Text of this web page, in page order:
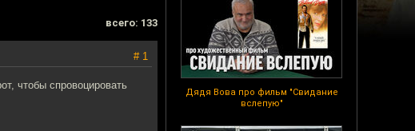
Дядя Вова про фильм "Свидание
вслепую"
всего: 133
# 1
чтобы спровоцировать